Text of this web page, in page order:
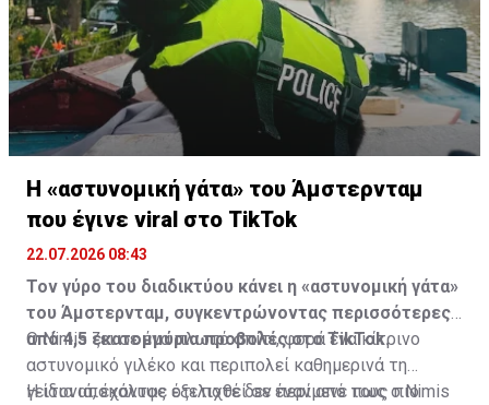
Η «αστυνομική γάτα» του Άμστερνταμ
που έγινε viral στο TikTok
22.07.2026 08:43
Τον γύρο του διαδικτύου κάνει η «αστυνομική γάτα»
του Άμστερνταμ, συγκεντρώνοντας περισσότερες
από 4,5 εκατομμύρια προβολές στο TikTok.
Ο Nimis ζει σε ένα πλωτό σπίτι, φορά ένα κίτρινο
αστυνομικό γιλέκο και περιπολεί καθημερινά τη
γειτονιά, έχοντας εξελιχθεί σε έναν από τους πιο
Η ίδια αποκάλυψε ότι ποτέ δεν περίμενε πως ο Nimis